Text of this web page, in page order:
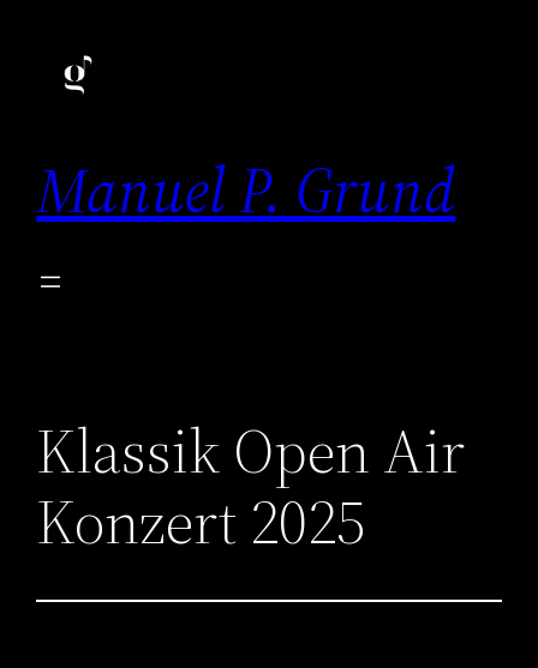
springen
Manuel P. Grund
Klassik Open Air
Konzert 2025